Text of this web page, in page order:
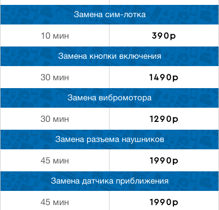
Замена сим-лотка
10 мин 390р
Замена кнопки включения
30 мин 1490р
Замена вибромотора
30 мин 1290р
Замена разъема наушников
45 мин 1990р
Замена датчика приближения
45 мин 1990р